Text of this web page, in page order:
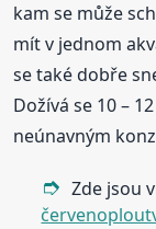
kam se může
mít v jednom
se také dobře
Dožívá se 10 –
neúnavným
Zde jsou